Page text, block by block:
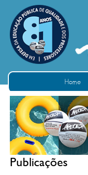
Home
Publicações